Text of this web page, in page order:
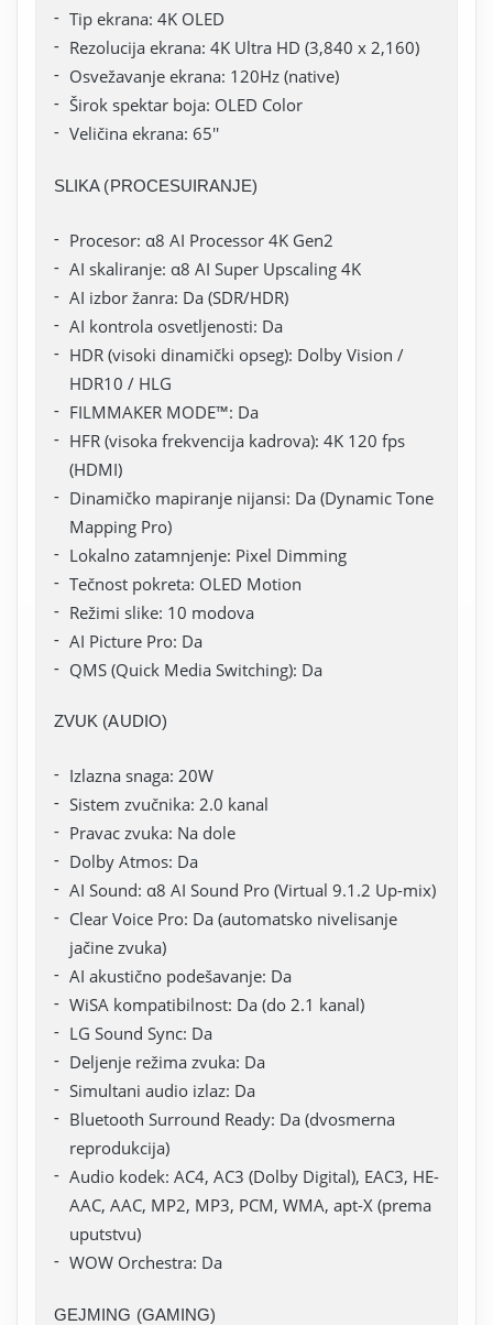
Tip ekrana: 4K OLED
Rezolucija ekrana: 4K Ultra HD (3,840 x 2,160)
Osvežavanje ekrana: 120Hz (native)
Širok spektar boja: OLED Color
Veličina ekrana: 65''
SLIKA (PROCESUIRANJE)
Procesor: α8 AI Processor 4K Gen2
AI skaliranje: α8 AI Super Upscaling 4K
AI izbor žanra: Da (SDR/HDR)
AI kontrola osvetljenosti: Da
HDR (visoki dinamički opseg): Dolby Vision /
HDR10 / HLG
FILMMAKER MODE™: Da
HFR (visoka frekvencija kadrova): 4K 120 fps
(HDMI)
Dinamičko mapiranje nijansi: Da (Dynamic Tone
Mapping Pro)
Lokalno zatamnjenje: Pixel Dimming
Tečnost pokreta: OLED Motion
Režimi slike: 10 modova
AI Picture Pro: Da
QMS (Quick Media Switching): Da
ZVUK (AUDIO)
Izlazna snaga: 20W
Sistem zvučnika: 2.0 kanal
Pravac zvuka: Na dole
Dolby Atmos: Da
AI Sound: α8 AI Sound Pro (Virtual 9.1.2 Up-mix)
Clear Voice Pro: Da (automatsko nivelisanje
jačine zvuka)
AI akustično podešavanje: Da
WiSA kompatibilnost: Da (do 2.1 kanal)
LG Sound Sync: Da
Deljenje režima zvuka: Da
Simultani audio izlaz: Da
Bluetooth Surround Ready: Da (dvosmerna
reprodukcija)
Audio kodek: AC4, AC3 (Dolby Digital), EAC3, HE-
AAC, AAC, MP2, MP3, PCM, WMA, apt-X (prema
uputstvu)
WOW Orchestra: Da
GEJMING (GAMING)